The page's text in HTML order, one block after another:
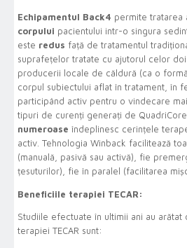
Echipamentul Back4 permite tratarea
corpului pacientului intr-o singura
este redus față de tratamentul
suprafețelor tratate cu ajutorul celor
producerii locale de căldură (ca o
corpul subiectului aflat în tratament, în
participând activ pentru o vindecare
tipuri de curenți generați de
numeroase îndeplinesc cerințele
activ. Tehnologia Winback facilitează
(manuală, pasivă sau activă), fie
țesuturilor), fie în paralel (facilitarea
Beneficiile terapiei TECAR:
Studiile efectuate în ultimii ani au
terapiei TECAR sunt: